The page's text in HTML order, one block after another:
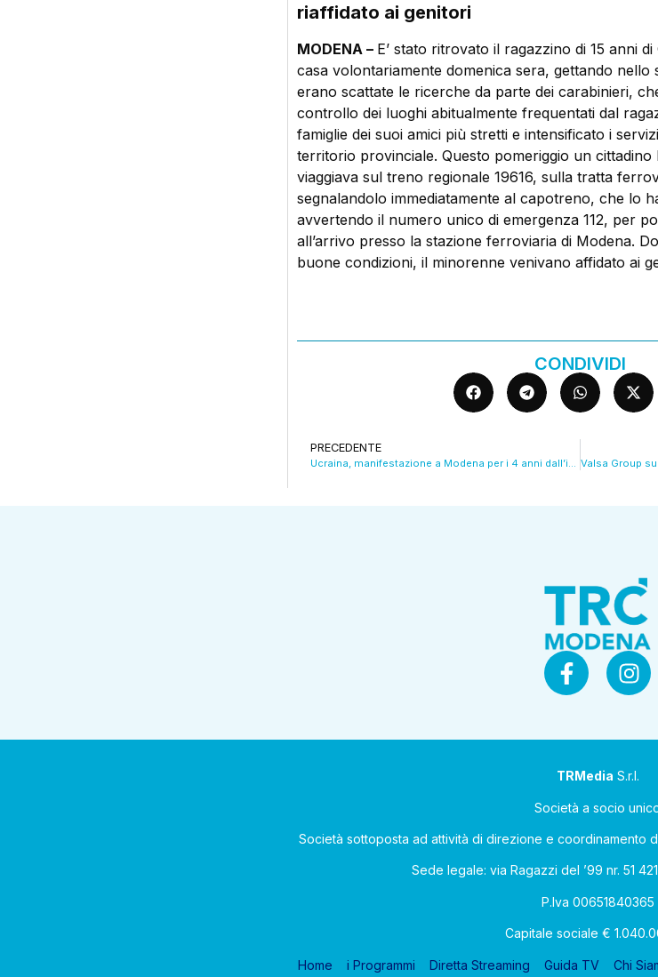
riaffidato ai genitori
MODENA – E’ stato ritrovato il ragazzino di 15 anni
casa volontariamente domenica sera, gettando
erano scattate le ricerche da parte dei carabinieri,
controllo dei luoghi abitualmente frequentati dal
famiglie dei suoi amici più stretti e intensificato i
territorio provinciale. Questo pomeriggio un
viaggiava sul treno regionale 19616, sulla tratta
segnalandolo immediatamente al capotreno, che lo
avvertendo il numero unico di emergenza 112, per
all’arrivo presso la stazione ferroviaria di Modena.
buone condizioni, il minorenne venivano affidato ai
CONDIVIDI
PRECEDENTE
TRMedia S.r.l.
Società a socio
Società sottoposta ad attività di direzione e coordinamento
Sede legale: via Ragazzi del ’99 nr. 51
P.Iva 00651840365
Capitale sociale €
Home i Programmi Diretta Streaming Guida TV Chi